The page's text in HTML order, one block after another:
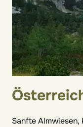
Sanfte Almwiesen,